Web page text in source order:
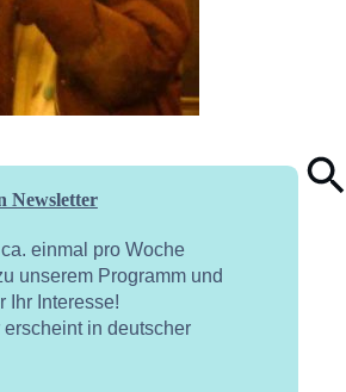
Newsletter
einmal pro Woche
unserem Programm und
Ihr Interesse!
in deutscher